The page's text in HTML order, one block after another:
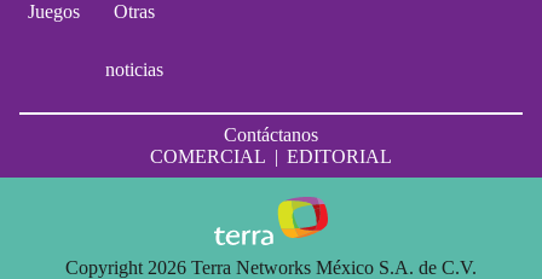
Juegos Otras
noticias
Contáctanos
COMERCIAL | EDITORIAL
Copyright 2026 Terra Networks México S.A. de C.V.